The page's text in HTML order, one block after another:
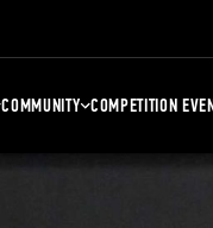
COMMUNITY COMPETITION